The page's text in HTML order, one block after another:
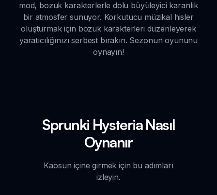
mod, bozuk karakterlerle dolu büyüleyici karanlık
bir atmosfer sunuyor. Korkutucu müzikal hisler
oluşturmak için bozuk karakterleri düzenleyerek
yaratıcılığınızı serbest bırakın. Sezonun oyununu
oynayın!
Sprunki Hysteria Nasıl
Oynanır
Kaosun içine girmek için bu adımları
izleyin.